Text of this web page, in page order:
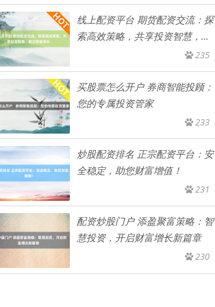
线上配资平台 期货配资交流：探
索高效策略，共享投资智慧，助
235
买股票怎么开户 券商智能投顾：
您的专属投资管家
233
炒股配资排名 正宗配资平台：安
全稳定，助您财富增值！
231
配资炒股门户 添盈聚富策略：智
慧投资，开启财富增长新篇章
230